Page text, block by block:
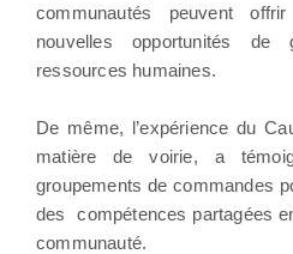
communautés peuvent
nouvelles opportunités
ressources humaines.
De même, l’expérience du
matière de voirie, a
groupements de commandes
des
compétences partagées
communauté.